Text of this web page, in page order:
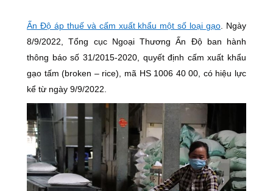
Ấn Độ áp thuế và cấm xuất khẩu một số loại gạo . Ngày
8/9/2022, Tổng cục Ngoại Thương Ấn Độ ban hành
thông báo số 31/2015-2020, quyết định cấm xuất khẩu
gạo tấm (broken – rice), mã HS 1006 40 00, có hiệu lực
kể từ ngày 9/9/2022.